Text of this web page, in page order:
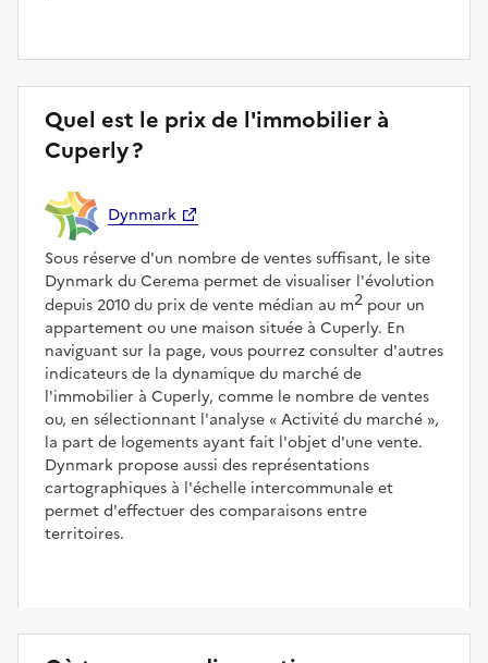
Quel est le prix de l'immobilier à
Cuperly ?
Dynmark
Sous réserve d'un nombre de ventes suffisant, le site
Dynmark du Cerema permet de visualiser l'évolution
depuis 2010 du prix de vente médian au m2 pour un
appartement ou une maison située à Cuperly. En
naviguant sur la page, vous pourrez consulter d'autres
indicateurs de la dynamique du marché de
l'immobilier à Cuperly, comme le nombre de ventes
ou, en sélectionnant l'analyse
Activité du marché ,
la part de logements ayant fait l'objet d'une vente.
Dynmark propose aussi des représentations
cartographiques à l'échelle intercommunale et
permet d'effectuer des comparaisons entre
territoires.